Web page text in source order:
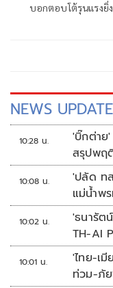
บอกตอบโต้รุนแรงยิ่
NEWS UPDATE
10:28 น.
'บิ๊กต่าย
สรุปพฤ
10:08 น.
'ปลัด ท
แม่น้ำพ
10:02 น.
'ธนารัต
TH-AI
จุดเด่น
ทางเท
ใช้เต็ม
10:01 น.
'ไทย-เ
ท่วม-ภั